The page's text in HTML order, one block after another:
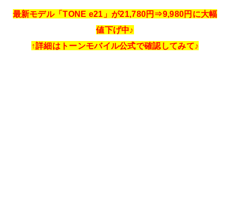
最新モデル「TONE e21」が21,780円⇒9,980円に大幅
値下げ中♪
↑詳細はトーンモバイル公式で確認してみて♪